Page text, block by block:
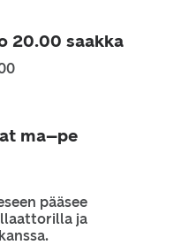
20.00 saakka
ma–pe
pääsee
ja